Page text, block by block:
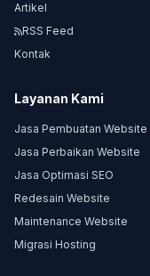
Artikel
RSS Feed
Kontak
Layanan Kami
Jasa Pembuatan Website
Jasa Perbaikan Website
Jasa Optimasi SEO
Redesain Website
Maintenance Website
Migrasi Hosting